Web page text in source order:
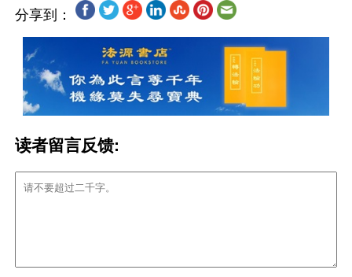
分享到：
读者留言反馈: